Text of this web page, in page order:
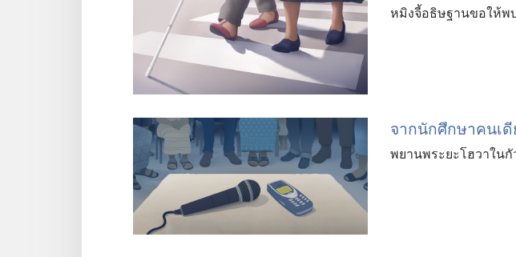
หมิงจี้อธิษฐานขอให้พ
จากนักศึกษาคนเ
พยานพระยะโฮวาใน